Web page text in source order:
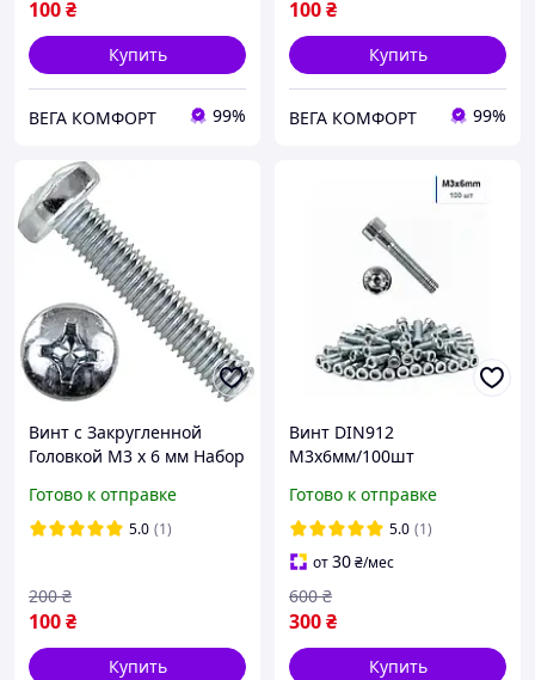
100₴
Купить
ВЕГА КОМФОРТ 99%
100₴
Купить
ВЕГА КОМФОРТ 99%
Винт c Закругленной
Головкой М3 х 6 мм Набор
7985
Готово к отправке
5.0 (1)
100₴
200 ₴
Купить
Винт DIN912
М3х6мм/100шт
Внутренний
Шестигранник Spec
Готово к отправке
5.0 (1)
от30₴/мес
300₴
600 ₴
Купить